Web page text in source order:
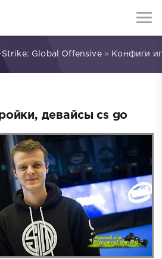
Global Offensive» Конфиги
девайсы cs go